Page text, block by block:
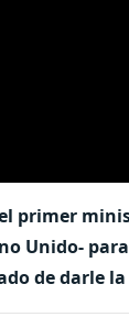
primer
Unido-
de darle